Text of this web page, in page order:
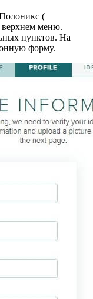
(
верхнем меню.
пунктов. На
форму.